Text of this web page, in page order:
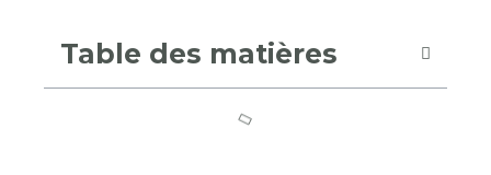
Table des matières